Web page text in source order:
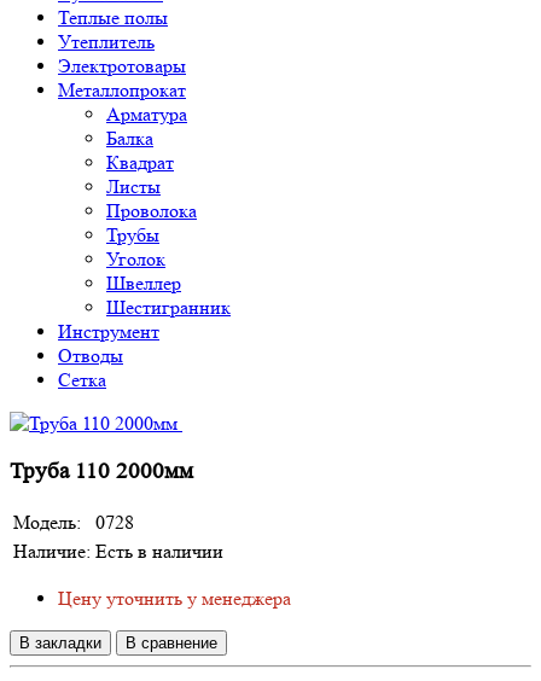
Теплые полы
Утеплитель
Электротовары
Металлопрокат
Арматура
Балка
Квадрат
Листы
Проволока
Трубы
Уголок
Швеллер
Шестигранник
Инструмент
Отводы
Сетка
Труба 110 2000мм
Модель:
0728
Наличие: Есть в наличии
Цену уточнить у менеджера
В закладки В сравнение